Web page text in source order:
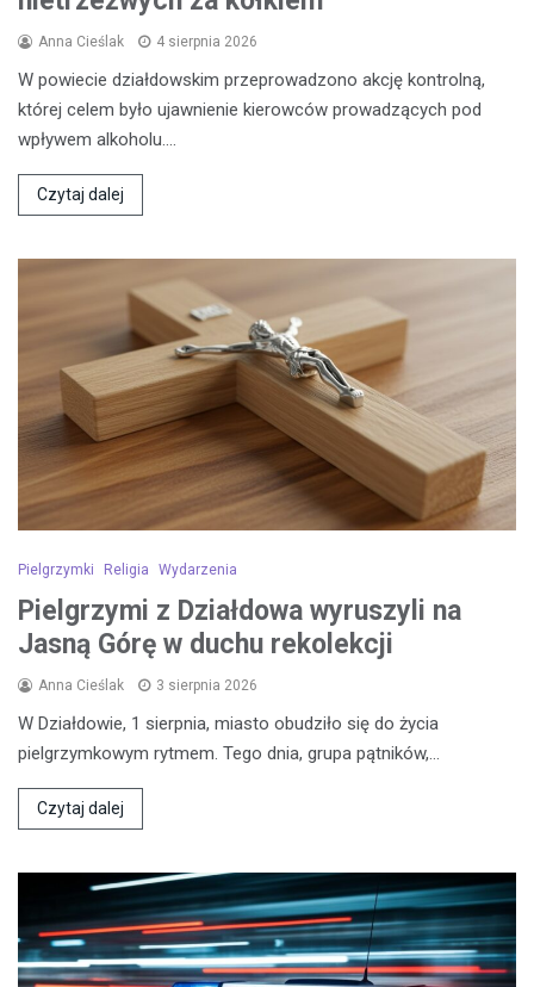
Anna Cieślak 4 sierpnia 2026
W powiecie działdowskim przeprowadzono akcję kontrolną,
której celem było ujawnienie kierowców prowadzących pod
wpływem alkoholu.…
Czytaj dalej
Pielgrzymki Religia Wydarzenia
Pielgrzymi z Działdowa wyruszyli na
Jasną Górę w duchu rekolekcji
Anna Cieślak 3 sierpnia 2026
W Działdowie, 1 sierpnia, miasto obudziło się do życia
pielgrzymkowym rytmem. Tego dnia, grupa pątników,…
Czytaj dalej